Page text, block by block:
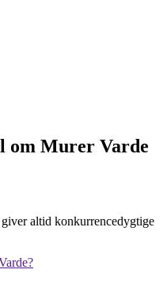
om Murer Varde
altid konkurrencedygtige